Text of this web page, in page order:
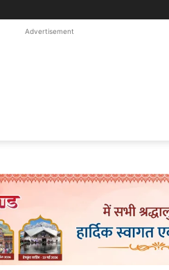
Advertisement